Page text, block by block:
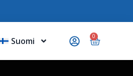
Suomi 0